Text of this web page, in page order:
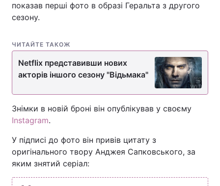
показав перші фото в образі Геральта з другого
сезону.
ЧИТАЙТЕ ТАКОЖ
Netflix представивши нових
акторів іншого сезону "Відьмака"
Знімки в новій броні він опублікував у своєму
Instagram.
У підписі до фото він привів цитату з
оригінального твору Анджея Сапковського, за
яким знятий серіал: